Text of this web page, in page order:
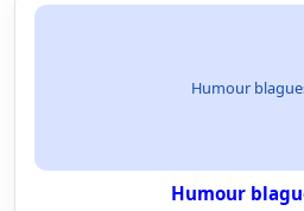
Humour
Humour